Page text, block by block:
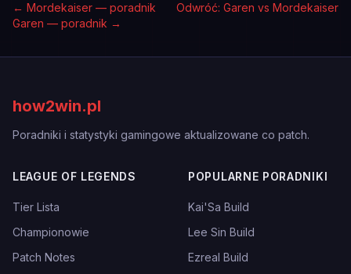
← Mordekaiser — poradnik
Odwróć: Garen vs Mordekaiser
Garen — poradnik →
how2win.pl
Poradniki i statystyki gamingowe aktualizowane co patch.
LEAGUE OF LEGENDS
Tier Lista
Championowie
Patch Notes
POPULARNE PORADNIKI
Kai'Sa Build
Lee Sin Build
Ezreal Build